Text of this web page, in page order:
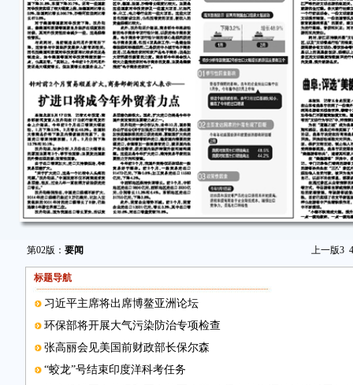
第02版： 要闻 上一版3 4
标题导航
习近平主席将出席博鳌亚洲论坛
环保部将开展大气污染防治专项检查
张高丽会见美国前财政部长保尔森
“蛟龙”号结束印度洋科考任务